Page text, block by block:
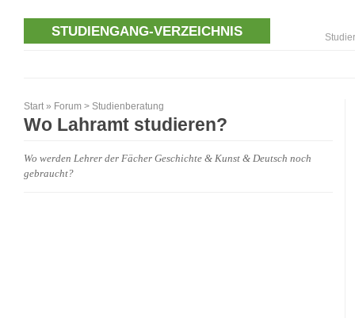
STUDIENGANG-VERZEICHNIS
Start » Forum > Studienberatung
Wo Lahramt studieren?
Wo werden Lehrer der Fächer Geschichte & Kunst & Deutsch noch
gebraucht?